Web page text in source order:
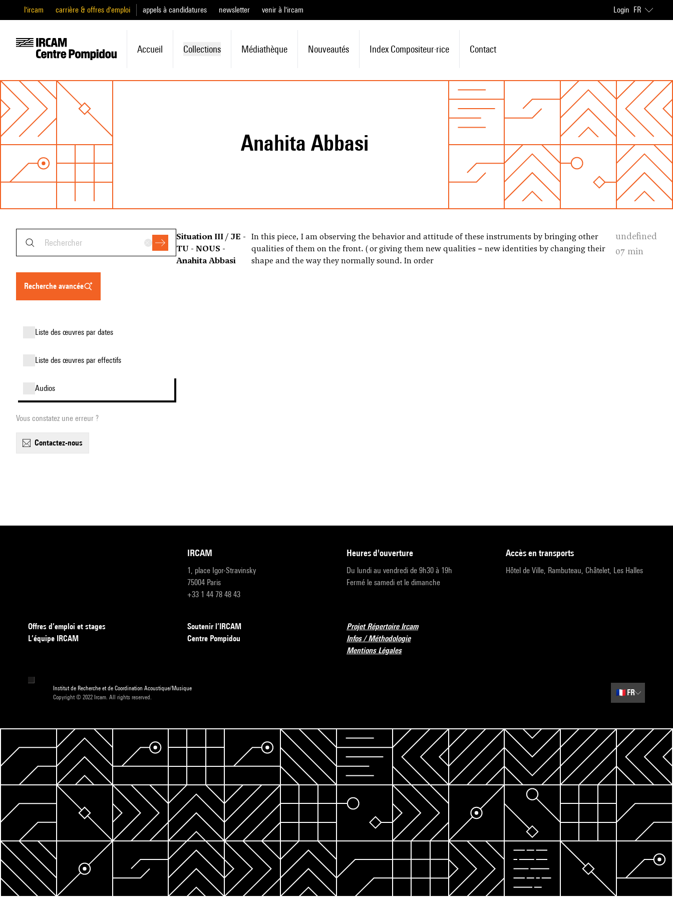
l'ircam carrière & offres d'emploi appels à candidatures newsletter venir à l'ircam Login FR
Accueil Collections Médiathèque Nouveautés Index Compositeur·rice Contact
Anahita Abbasi
recherche avancée
liste des œuvres par dates
liste des œuvres par effectifs
audios
Vous constatez une erreur ?
contactez-nous
Situation III / JE -
TU - NOUS -
Anahita Abbasi
In this piece, I am observing the behavior and attitude of these instruments by bringing other
qualities of them on the front. ( or giving them new qualities = new identities by changing their
shape and the way they normally sound. In order
undefined
07 min
IRCAM
1, place Igor-Stravinsky
75004 Paris
+33 1 44 78 48 43
heures d'ouverture
Du lundi au vendredi de 9h30 à 19h
Fermé le samedi et le dimanche
accès en transports
Hôtel de Ville, Rambuteau, Châtelet, Les Halles
Offres d’emploi et stages
L’équipe IRCAM
Soutenir l’IRCAM
Centre Pompidou
Projet Répertoire Ircam
Infos / Méthodologie
Mentions Légales
Institut de Recherche et de Coordination Acoustique/Musique
Copyright © 2022 Ircam. All rights reserved.
🇫🇷 FR